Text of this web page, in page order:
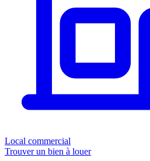
Local commercial
Trouver un bien à louer